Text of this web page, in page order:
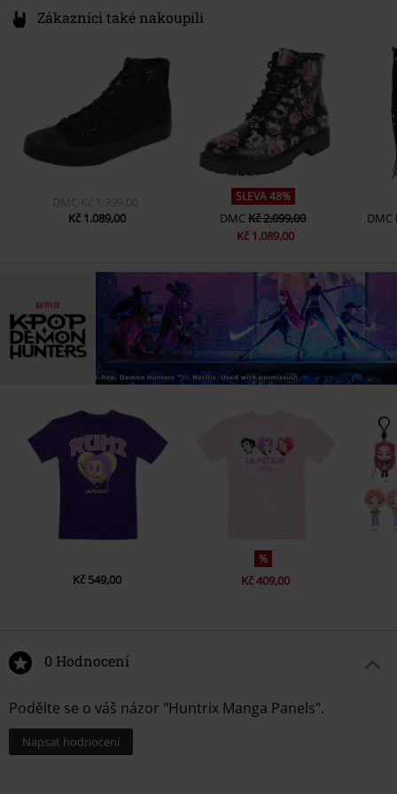
Zákazníci také nakoupili
DMC Kč 1.399,00
Kč 1.089,00
SLEVA 48%
DMCKč 2.099,00
Kč 1.089,00
DMC
Kč 549,00
%
Kč 409,00
0 Hodnocení
Podělte se o váš názor "Huntrix Manga Panels".
Napsat hodnocení